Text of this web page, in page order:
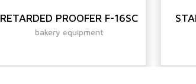
RETARDED PROOFER F-16SC
bakery equipment